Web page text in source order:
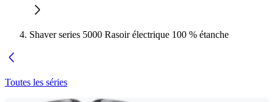
Shaver series 5000 Rasoir électrique 100 % étanche
Toutes les séries